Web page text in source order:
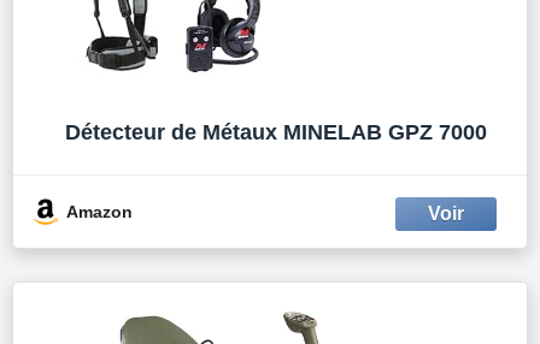
Détecteur de Métaux MINELAB GPZ 7000
Amazon